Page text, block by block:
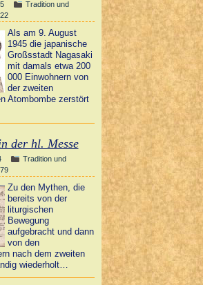
Tradition und
Als am 9. August
1945 die japanische
Großsstadt Nagasaki
mit damals etwa 200
000 Einwohnern von
der zweiten
Atombombe zerstört
der hl. Messe
Tradition und
Zu den Mythen, die
bereits von der
liturgischen
Bewegung
aufgebracht und dann
von den
nach dem zweiten
wiederholt…